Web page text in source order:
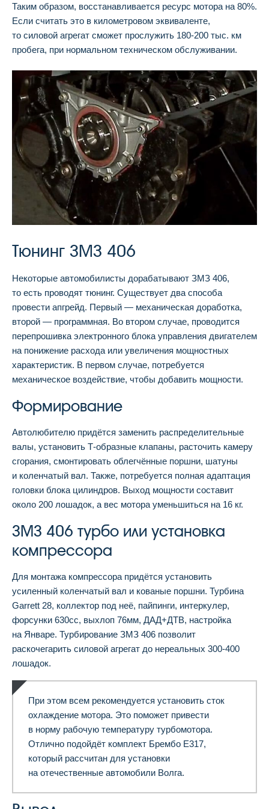
Таким образом, восстанавливается ресурс мотора на 80%.
Если считать это в километровом эквиваленте,
то силовой агрегат сможет прослужить 180-200 тыс. км
пробега, при нормальном техническом обслуживании.
Тюнинг ЗМЗ 406
Некоторые автомобилисты дорабатывают ЗМЗ 406,
то есть проводят тюнинг. Существует два способа
провести апгрейд. Первый — механическая доработка,
второй — программная. Во втором случае, проводится
перепрошивка электронного блока управления двигателем
на понижение расхода или увеличения мощностных
характеристик. В первом случае, потребуется
механическое воздействие, чтобы добавить мощности.
Формирование
Автолюбителю придётся заменить распределительные
валы, установить Т-образные клапаны, расточить камеру
сгорания, смонтировать облегчённые поршни, шатуны
и коленчатый вал. Также, потребуется полная адаптация
головки блока цилиндров. Выход мощности составит
около 200 лошадок, а вес мотора уменьшиться на 16 кг.
ЗМЗ 406 турбо или установка
компрессора
Для монтажа компрессора придётся установить
усиленный коленчатый вал и кованые поршни. Турбина
Garrett 28, коллектор под неё, пайпинги, интеркулер,
форсунки 630сс, выхлоп 76мм, ДАД+ДТВ, настройка
на Январе. Турбирование ЗМЗ 406 позволит
раскочегарить силовой агрегат до нереальных 300-400
лошадок.
При этом всем рекомендуется установить сток
охлаждение мотора. Это поможет привести
в норму рабочую температуру турбомотора.
Отлично подойдёт комплект Брембо Е317,
который рассчитан для установки
на отечественные автомобили Волга.